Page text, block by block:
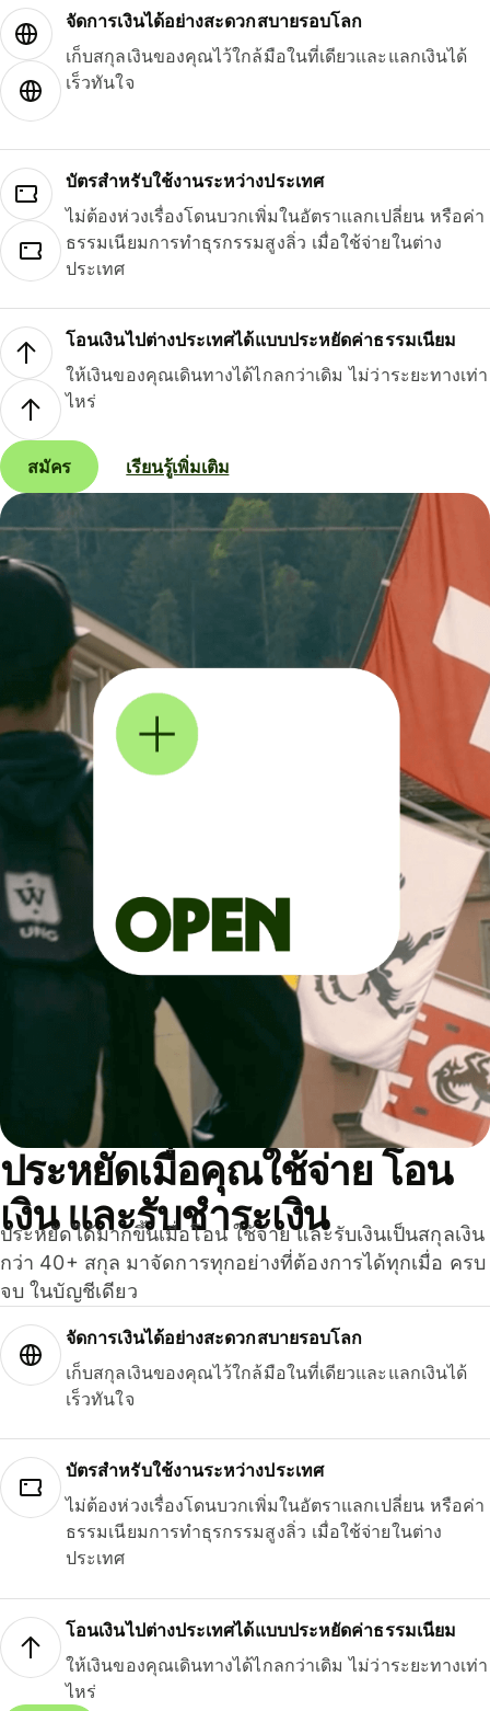
จัดการเงินได้อย่างสะดวกสบายรอบโลก
เก็บสกุลเงินของคุณไว้ใกล้มือในที่เดียวและแลกเงินได้
เร็วทันใจ
บัตรสำหรับใช้งานระหว่างประเทศ
ไม่ต้องห่วงเรื่องโดนบวกเพิ่มในอัตราแลกเปลี่ยน หรือค่า
ธรรมเนียมการทำธุรกรรมสูงลิ่ว เมื่อใช้จ่ายในต่าง
ประเทศ
โอนเงินไปต่างประเทศได้แบบประหยัดค่าธรรมเนียม
ให้เงินของคุณเดินทางได้ไกลกว่าเดิม ไม่ว่าระยะทางเท่า
ไหร่
สมัคร เรียนรู้เพิ่มเติม
ประหยัดเมื่อคุณใช้จ่าย โอน
เงิน และรับชำระเงิน
ประหยัดได้มากขึ้นเมื่อโอน ใช้จ่าย และรับเงินเป็นสกุลเงิน
กว่า 40+ สกุล มาจัดการทุกอย่างที่ต้องการได้ทุกเมื่อ ครบ
จบ ในบัญชีเดียว
จัดการเงินได้อย่างสะดวกสบายรอบโลก
เก็บสกุลเงินของคุณไว้ใกล้มือในที่เดียวและแลกเงินได้
เร็วทันใจ
บัตรสำหรับใช้งานระหว่างประเทศ
ไม่ต้องห่วงเรื่องโดนบวกเพิ่มในอัตราแลกเปลี่ยน หรือค่า
ธรรมเนียมการทำธุรกรรมสูงลิ่ว เมื่อใช้จ่ายในต่าง
ประเทศ
โอนเงินไปต่างประเทศได้แบบประหยัดค่าธรรมเนียม
ให้เงินของคุณเดินทางได้ไกลกว่าเดิม ไม่ว่าระยะทางเท่า
ไหร่